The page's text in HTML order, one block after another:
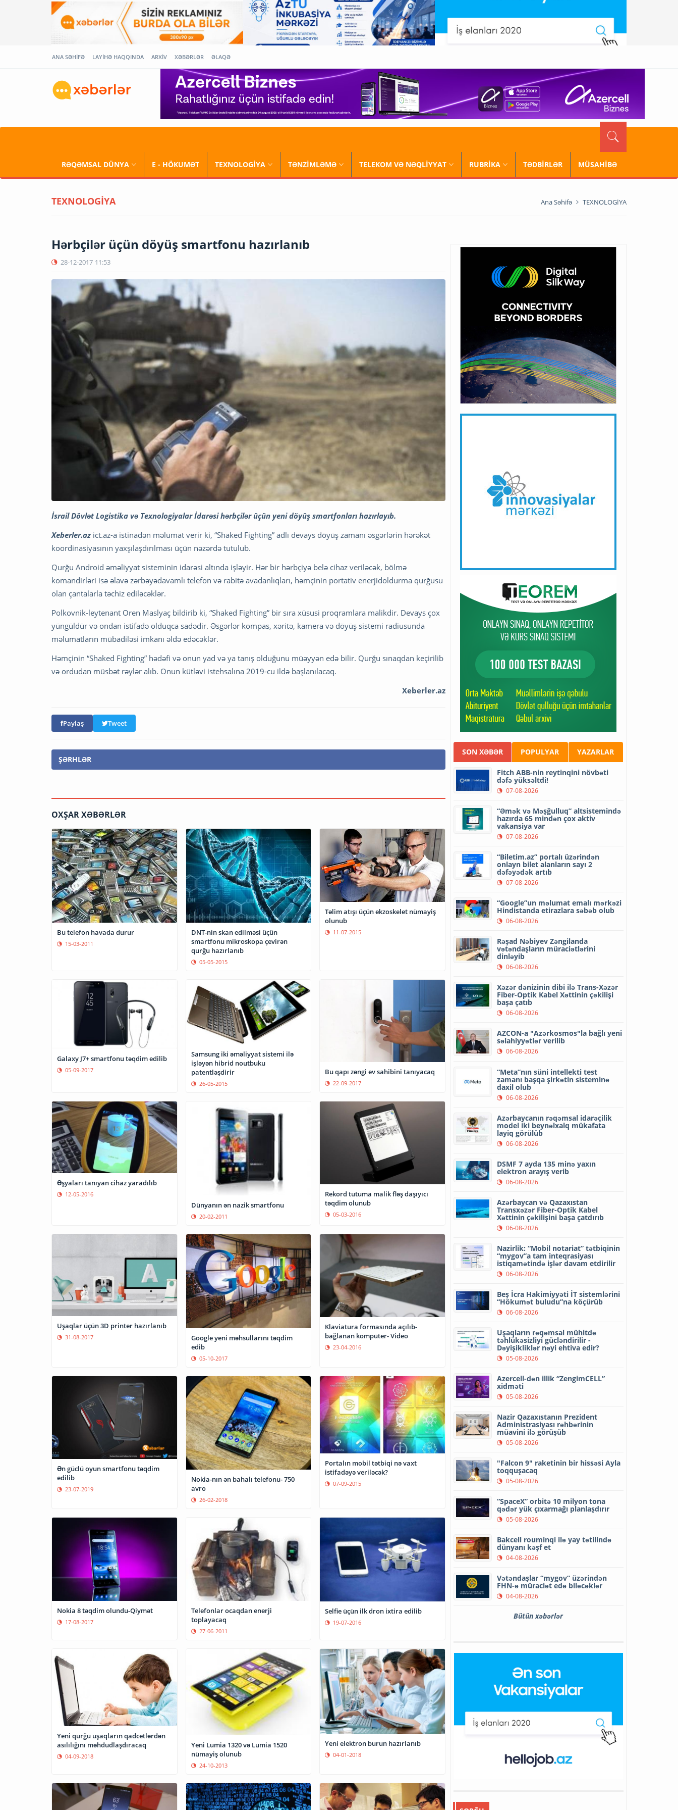
ANA SƏHİFƏ LAYİHƏ HAQQINDA ARXİV XƏBƏRLƏR ƏLAQƏ
RƏQƏMSAL DÜNYA E - HÖKUMƏT TEXNOLOGİYA TƏNZİMLƏMƏ TELEKOM VƏ NƏQLİYYAT RUBRİKA TƏDBİRLƏR MÜSAHİBƏ
TEXNOLOGİYA Ana Səhifə TEXNOLOGİYA
Hərbçilər üçün döyüş smartfonu hazırlanıb
28-12-2017 11:53
İsrail Dövlət Logistika və Texnologiyalar İdarəsi hərbçilər üçün yeni döyüş smartfonları hazırlayıb.
Xeberler.az ict.az-a istinadən məlumat verir ki, “Shaked Fighting” adlı devays döyüş zamanı əsgərlərin hərəkət
koordinasiyasının yaxşılaşdırılması üçün nəzərdə tutulub.
Qurğu Android əməliyyat sisteminin idarəsi altında işləyir. Hər bir hərbçiyə belə cihaz veriləcək, bölmə
komandirləri isə əlavə zərbəyədavamlı telefon və rabitə avadanlıqları, həmçinin portativ enerjidoldurma qurğusu
olan çantalarla təchiz ediləcəklər.
Polkovnik-leytenant Oren Maslyaç bildirib ki, “Shaked Fighting” bir sıra xüsusi proqramlara malikdir. Devays çox
yüngüldür və ondan istifadə olduqca sadədir. Əsgərlər kompas, xəritə, kamera və döyüş sistemi radiusunda
məlumatların mübadiləsi imkanı əldə edəcəklər.
Həmçinin “Shaked Fighting” hədəfi və onun yad və ya tanış olduğunu müəyyən edə bilir. Qurğu sınaqdan keçirilib
və ordudan müsbət rəylər alıb. Onun kütləvi istehsalına 2019-cu ildə başlanılacaq.
Xeberler.az
Paylaş Tweet
ŞƏRHLƏR
OXŞAR XƏBƏRLƏR
Bu telefon havada durur
15-03-2011
DNT-nin skan edilməsi üçün
smartfonu mikroskopa çevirən
qurğu hazırlanıb
05-05-2015
Təlim atışı üçün ekzoskelet nümayiş
olunub
11-07-2015
Galaxy J7+ smartfonu təqdim edilib
05-09-2017
Samsung iki əməliyyat sistemi ilə
işləyən hibrid noutbuku
patentləşdirir
26-05-2015
Bu qapı zəngi ev sahibini tanıyacaq
22-09-2017
Əşyaları tanıyan cihaz yaradılıb
12-05-2016
Dünyanın ən nazik smartfonu
20-02-2011
Rekord tutuma malik fləş daşıyıcı
təqdim olunub
05-03-2016
Uşaqlar üçün 3D printer hazırlanıb
31-08-2017
Google yeni məhsullarını təqdim
edib
05-10-2017
Klaviatura formasında açılıb-
bağlanan kompüter- Video
23-04-2016
Ən güclü oyun smartfonu təqdim
edilib
23-07-2019
Nokia-nın ən bahalı telefonu- 750
avro
26-02-2018
Portalın mobil tətbiqi nə vaxt
istifadəyə veriləcək?
07-09-2015
Nokia 8 təqdim olundu-Qiymət
17-08-2017
Telefonlar ocaqdan enerji
toplayacaq
27-06-2011
Selfie üçün ilk dron ixtira edilib
19-07-2016
Yeni qurğu uşaqların qadcetlərdən
asılılığını məhdudlaşdıracaq
04-09-2018
Yeni Lumia 1320 və Lumia 1520
nümayiş olunub
24-10-2013
Yeni elektron burun hazırlanıb
04-01-2018
SON XƏBƏR POPULYAR YAZARLAR
Fitch ABB-nin reytinqini növbəti
dəfə yüksəltdi!
07-08-2026
“Əmək və Məşğulluq” altsistemində
hazırda 65 mindən çox aktiv
vakansiya var
07-08-2026
“Biletim.az” portalı üzərindən
onlayn bilet alanların sayı 2
dəfəyədək artıb
07-08-2026
“Google”un məlumat emalı mərkəzi
Hindistanda etirazlara səbəb olub
06-08-2026
Rəşad Nəbiyev Zəngilanda
vətəndaşların müraciətlərini
dinləyib
06-08-2026
Xəzər dənizinin dibi ilə Trans-Xəzər
Fiber-Optik Kabel Xəttinin çəkilişi
başa çatıb
06-08-2026
AZCON-a "Azərkosmos"la bağlı yeni
səlahiyyətlər verilib
06-08-2026
“Meta”nın süni intellekti test
zamanı başqa şirkətin sisteminə
daxil olub
06-08-2026
Azərbaycanın rəqəmsal idarəçilik
model iki beynəlxalq mükafata
layiq görülüb
06-08-2026
DSMF 7 ayda 135 minə yaxın
elektron arayış verib
06-08-2026
Azərbaycan və Qazaxıstan
Transxəzər Fiber-Optik Kabel
Xəttinin çəkilişini başa çatdırıb
06-08-2026
Nazirlik: “Mobil notariat” tətbiqinin
“mygov”a tam inteqrasiyası
istiqamətində işlər davam etdirilir
06-08-2026
Beş İcra Hakimiyyəti İT sistemlərini
“Hökumət buludu”na köçürüb
06-08-2026
Uşaqların rəqəmsal mühitdə
təhlükəsizliyi gücləndirilir -
Dəyişikliklər nəyi ehtiva edir?
05-08-2026
Azercell-dən illik “ZengimCELL”
xidməti
05-08-2026
Nazir Qazaxıstanın Prezident
Administrasiyası rəhbərinin
müavini ilə görüşüb
05-08-2026
"Falcon 9" raketinin bir hissəsi Ayla
toqquşacaq
05-08-2026
“SpaceX” orbitə 10 milyon tona
qədər yük çıxarmağı planlaşdırır
05-08-2026
Bakcell rouminqi ilə yay tətilində
dünyanı kəşf et
04-08-2026
Vətəndaşlar “mygov” üzərindən
FHN-ə müraciət edə biləcəklər
04-08-2026
Bütün xəbərlər